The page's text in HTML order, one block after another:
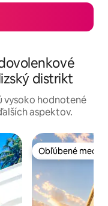
distrikt
vysoko hodnotené
aspektov.
Obľúbené medzi
Obľúbené medzi